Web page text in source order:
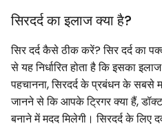
सिरदर्द का इलाज क्या है?
सिर दर्द कैसे ठीक करें? सिर दर्द का
से यह निर्धारित होता है कि इसका
पहचानना, सिरदर्द के प्रबंधन के सबसे
जानने से कि आपके ट्रिगर क्या हैं,
बनाने में मदद मिलेगी। सिरदर्द के लिए